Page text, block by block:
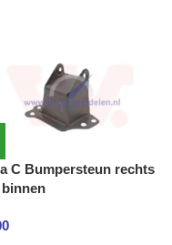
C Bumpersteun rechts